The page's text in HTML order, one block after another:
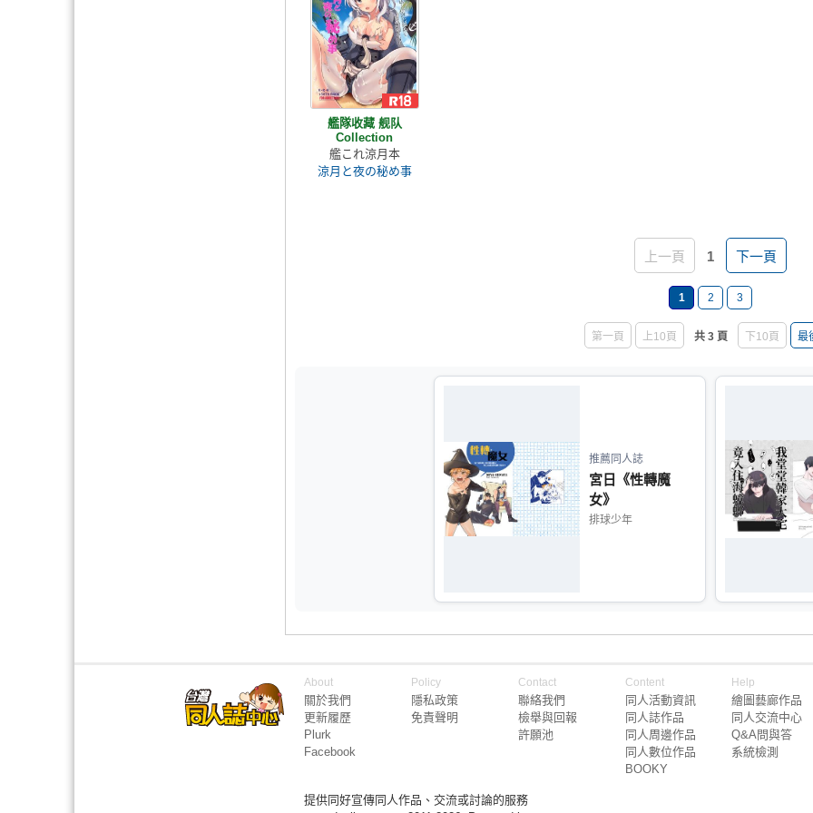
艦隊收藏 舰队
Collection
艦これ涼月本
涼月と夜の秘め事
上一頁 1 下一頁
1 2 3
第一頁 上10頁 共 3 頁 下10頁 最
推薦同人誌
宮日《性轉魔
女》
排球少年
About
關於我們
更新履歷
Plurk
Facebook
Policy
隱私政策
免責聲明
Contact
聯絡我們
檢舉與回報
許願池
Content
同人活動資訊
同人誌作品
同人周邊作品
同人數位作品
BOOKY
Help
繪圖藝廊作品
同人交流中心
Q&A問與答
系統檢測
提供同好宣傳同人作品、交流或討論的服務